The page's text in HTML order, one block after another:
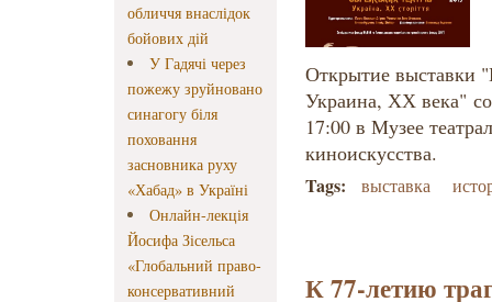
обличчя внаслідок
бойових дій
У Гадячі через
пожежу зруйновано
синагогу біля
поховання
засновника руху
«Хабад» в Україні
Онлайн-лекція
Йосифа Зісельса
«Глобальний право-
консервативний
Открытие выставки
Украина, ХХ века"
17:00 в Музее
киноискусства.
Tags: выставка
К 77-летию